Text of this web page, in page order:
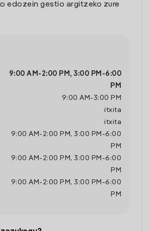
edozein gestio argitzeko zure
9:00 AM - 2:00 PM , 3:00 PM -6:00
PM
9:00 AM -3:00 PM
itxita
itxita
9:00 AM - 2:00 PM , 3:00 PM -6:00
PM
9:00 AM - 2:00 PM , 3:00 PM -6:00
PM
9:00 AM - 2:00 PM , 3:00 PM -6:00
PM